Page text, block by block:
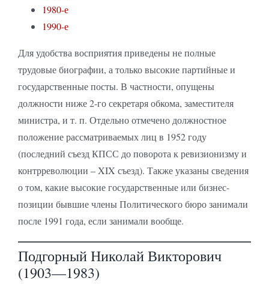
1980-е
1990-е
Для удобства восприятия приведены не полные
трудовые биографии, а только высокие партийные и
государственные посты. В частности, опущены
должности ниже 2-го секретаря обкома, заместителя
министра, и т. п. Отдельно отмечено должностное
положение рассматриваемых лиц в 1952 году
(последний съезд КПСС до поворота к ревизионизму и
контрреволюции – XIX съезд). Также указаны сведения
о том, какие высокие государственные или бизнес-
позиции бывшие члены Политического бюро занимали
после 1991 года, если занимали вообще.
Подгорный Николай Викторович
(1903—1983)